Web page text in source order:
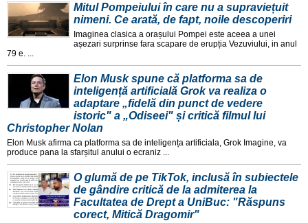
Mitul Pompeiului în care nu a supraviețuit
nimeni. Ce arată, de fapt, noile descoperiri
Imaginea clasica a orașului Pompei este aceea a unei
așezari surprinse fara scapare de erupția Vezuviului, in anul
79 e. ...
Elon Musk spune că platforma sa de
inteligență artificială Grok va realiza o
adaptare „fidelă din punct de vedere
istoric" a „Odiseei" și critică filmul lui
Christopher Nolan
Elon Musk afirma ca platforma sa de inteligența artificiala, Grok Imagine, va
produce pana la sfarșitul anului o ecraniz ...
O glumă de pe TikTok, inclusă în subiectele
de gândire critică de la admiterea la
Facultatea de Drept a UniBuc: "Răspuns
corect, Mitică Dragomir"